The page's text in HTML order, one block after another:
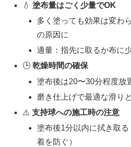
💧塗布量はごく少量でOK
多く塗っても効果は変わ
の原因に
適量：指先に取るか布に
🕒乾燥時間の確保
塗布後は20〜30分程度放
磨き仕上げで最適な滑り
⚠️支持球への施工時の注意
塗布後1分以内に拭き取
着を防ぐ）